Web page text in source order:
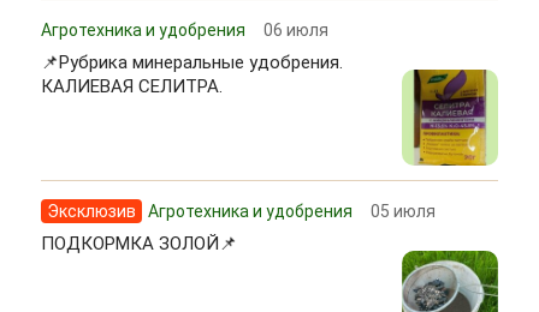
Агротехника и удобрения 06 июля
📌Рубрика минеральные удобрения.
КАЛИЕВАЯ СЕЛИТРА.
Эксклюзив Агротехника и удобрения 05 июля
ПОДКОРМКА ЗОЛОЙ📌